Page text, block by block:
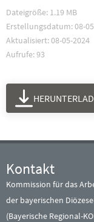
Dateigröße: 1.19 MB
Erstellungsdatum: 08-
Aktualisiert: 08-05-2024
Aufrufe: 93
Kontakt
Kommission für das
der bayerischen
(Bayerische Regional-